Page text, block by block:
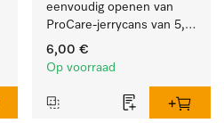
eenvoudig openen van
ProCare-jerrycans van 5,
10 en 20 l.
6,00 €
Op voorraad